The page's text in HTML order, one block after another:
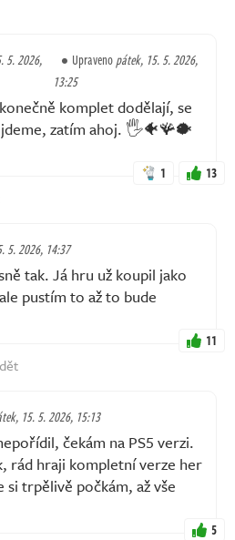
5. 2026,
Upravenopátek, 15. 5. 2026,
13:25
komplet dodělají, se
zatím ahoj. 🖐️🐠🪸🐡
1 13
5. 2026, 14:37
tak. Já hru už koupil jako
pustím to až to bude
11
15. 5. 2026, 15:13
čekám na PS5 verzi.
rád hraji kompletní verze her
si trpělivě počkám, až vše
5